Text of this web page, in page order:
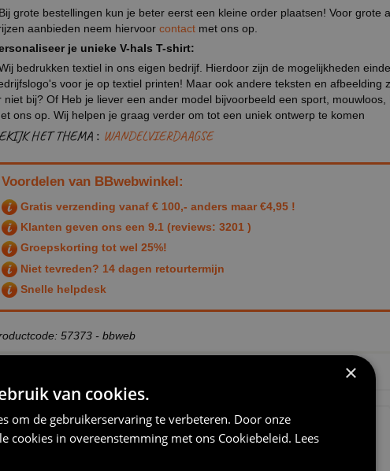
grote bestellingen kun je beter eerst een kleine order plaatsen! Voor grote
aanbieden neem hiervoor contact met ons op.
je unieke V-hals T-shirt:
bedrukken textiel in ons eigen bedrijf. Hierdoor zijn de mogelijkheden
voor je op textiel printen! Maar ook andere teksten en afbeelding
niet bij? Of Heb je liever een ander model bijvoorbeeld een sport, mouwloos,
ons op. Wij helpen je graag verder om tot een uniek ontwerp te komen
HET THEMA : WANDELVIERDAAGSE
Voordelen van BBwebwinkel:
Gratis verzending vanaf € 100,- anders maar €4,95 !
Klanten geven ons een 9.1 (reviews: 3201 )
Groepskorting tot wel 25%!
Niet tevreden? 14 dagen retourtermijn
Snelle helpdesk
57373 - bbweb
WANDELVIERDAAGSE
×
van cookies.
om de gebruikerservaring te verbeteren. Door onze
cookies in overeenstemming met ons Cookiebeleid. Lees